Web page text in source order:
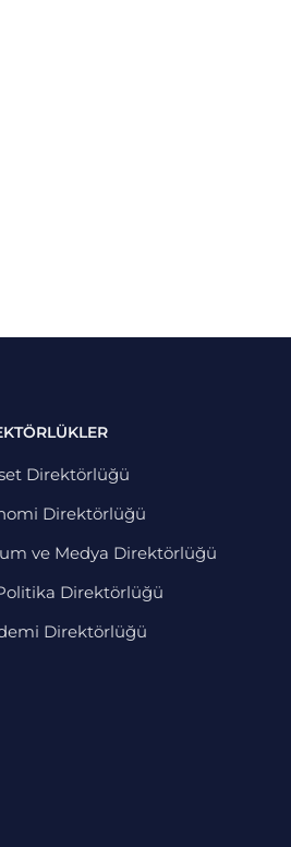
Direktörlüğü
Direktörlüğü
ve Medya Direktörlüğü
Direktörlüğü
Direktörlüğü